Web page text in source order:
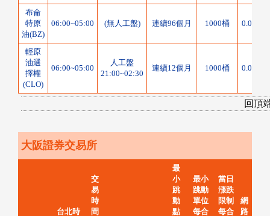
布侖
特原
油(BZ)
06:00~05:00 (無人工盤) 連續96個月 1000桶 0.01點
輕原
油選
擇權
(CLO)
06:00~05:00
人工盤
21:00~02:30
連續12個月 1000桶 0.01點
回頂
大阪證券交易所
台北時
交
易
時
間
最
小
跳
動
點
最小
跳動
單位
每合
當日
漲跌
限制
每合
網
路